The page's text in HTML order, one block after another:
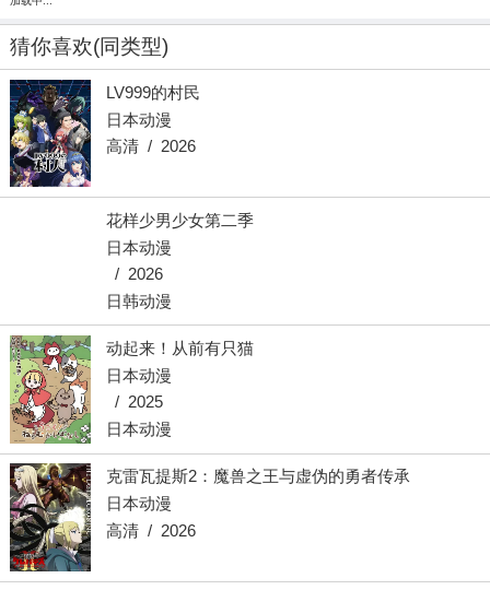
猜你喜欢(同类型)
LV999的村民
日本动漫
高清 / 2026
花样少男少女第二季
日本动漫
/ 2026
日韩动漫
动起来！从前有只猫
日本动漫
/ 2025
日本动漫
克雷瓦提斯2：魔兽之王与虚伪的勇者传承
日本动漫
高清 / 2026